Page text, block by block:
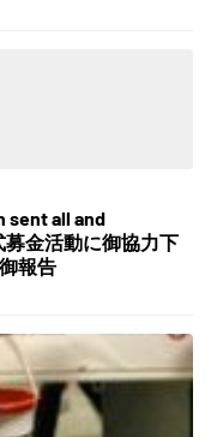
sent all and
金活動に御協力下
報告